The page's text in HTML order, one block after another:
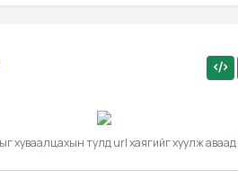
хуваалцахын тулд url хаягийг хуулж аваад